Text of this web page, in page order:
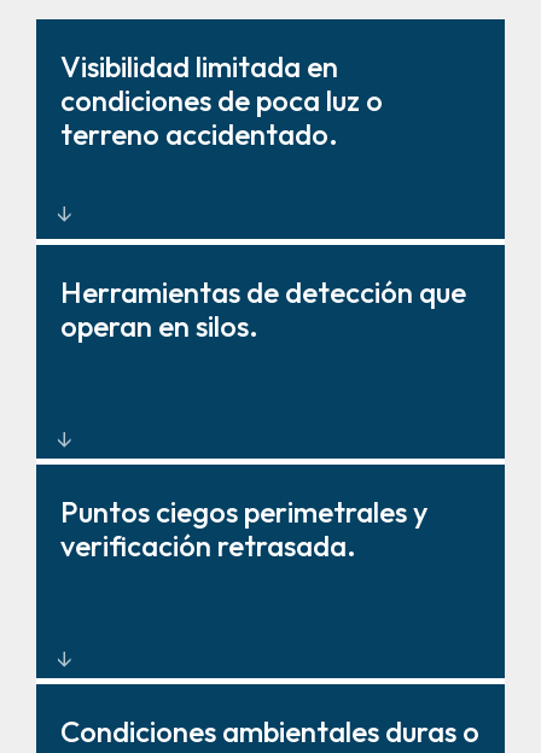
Visibilidad limitada en
condiciones de poca luz o
terreno accidentado.
Sistemas térmicos e infrarrojos
que detectan calor y
movimiento más allá de la línea
Herramientas de detección que
operan en silos.
Plataformas de gestión de
seguridad unificadas que
Puntos ciegos perimetrales y
verificación retrasada.
Detección temprana para una
Condiciones ambientales duras o